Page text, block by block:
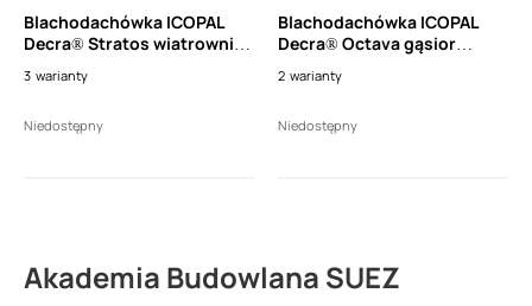
Blachodachówka ICOPAL
Decra® Stratos wiatrownica
(dł. 960mm)
3 warianty
Niedostępny
Blachodachówka ICOPAL
Decra® Octava gąsior
2 warianty
Niedostępny
Akademia Budowlana SUEZ